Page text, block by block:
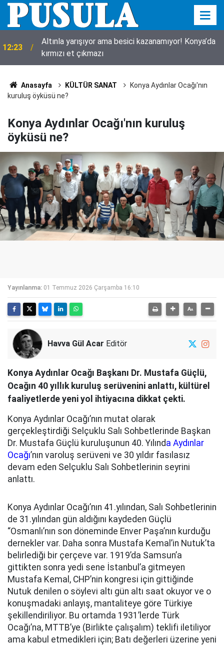
11:55
Konya’da kayıp kuzu için seferberlik! 10 metrelik
çukurdan sağ çıktı
Anasayfa KÜLTÜR SANAT
Konya Aydınlar Ocağı'nın
kuruluş öyküsü ne?
Konya Aydınlar Ocağı'nın kuruluş
öyküsü ne?
Yayınlanma: 01 Temmuz 2026 Çarşamba 16:10
Havva Gül Acar Editör
Konya Aydınlar Ocağı Başkanı Dr. Mustafa Güçlü,
Ocağın 40 yıllık kuruluş serüvenini anlattı, kültürel
faaliyetlerde yeni yol ihtiyacına dikkat çekti.
Konya Aydınlar Ocağı’nın mutat olarak
gerçekleştirdiği Selçuklu Salı Sohbetlerinde Başkan
Dr. Mustafa Güçlü kuruluşunun 40. Yılında Aydınlar
Ocağı’nın varoluş serüveni ve 30 yıldır fasılasız
devam eden Selçuklu Salı Sohbetlerinin seyrini
anlattı.
Konya Aydınlar Ocağı’nın 41.yılından, Salı Sohbetlerinin
de 31.yılından gün aldığını kaydeden Güçlü
“Osmanlı’nın son döneminde Enver Paşa’nın kurduğu
dernekler var. Daha sonra Mustafa Kemal’in Nutuk’ta
belirlediği bir çerçeve var. 1919’da Samsun’a
gittikten sonra yedi sene İstanbul’a gitmeyen
Mustafa Kemal, CHP’nin kongresi için gittiğinde
Nutuk denilen o söylevi altı gün altı saat okuyor ve o
konuşmadaki anlayış, mantaliteye göre Türkiye
şekillendiriliyor. Bu ortamda 1931’lerde Türk
Ocağı’na, MTTB’ye (Birlikte çalışalım) teklifi iletiliyor
ama kabul etmedikleri için; Batı değerleri üzerine yeni